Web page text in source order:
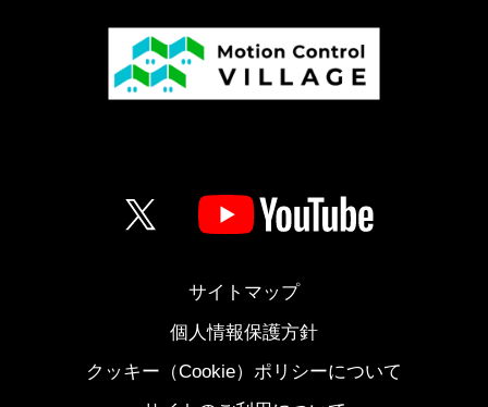
サイトマップ
個人情報保護方針
クッキー（Cookie）ポリシーについて